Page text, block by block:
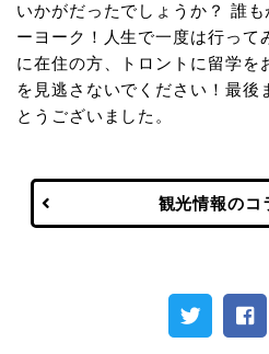
いかがだったでしょうか？ 誰
ーヨーク！人生で一度は行って
に在住の方、トロントに留学を
を見逃さないでください！最後
とうございました。
観光情報のコ